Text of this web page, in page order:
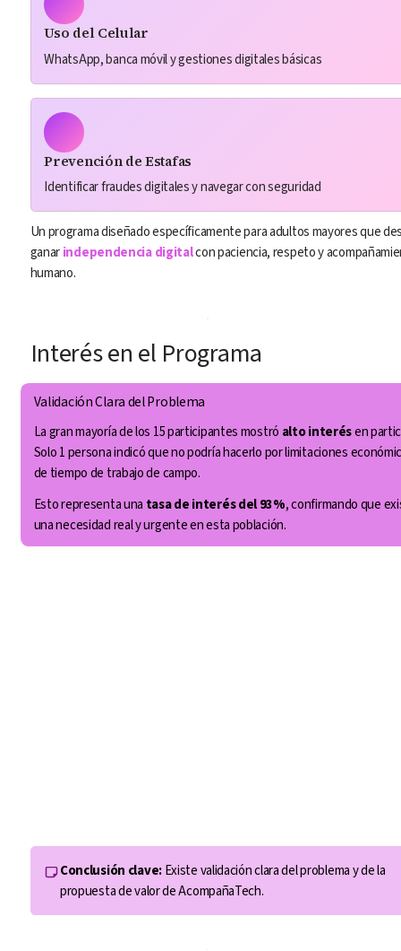
Uso del Celular
WhatsApp, banca móvil y gestiones digitales básicas
Prevención de Estafas
Identificar fraudes digitales y navegar con seguridad
Un programa diseñado específicamente para adultos mayores que
ganar independencia digital con paciencia, respeto y
humano.
Interés en el Programa
Validación Clara del Problema
La gran mayoría de los 15 participantes mostró alto interés en
Solo 1 persona indicó que no podría hacerlo por limitaciones
de tiempo de trabajo de campo.
Esto representa una tasa de interés del 93%, confirmando que
una necesidad real y urgente en esta población.
Conclusión clave: Existe validación clara del problema y de la
propuesta de valor de AcompañaTech.